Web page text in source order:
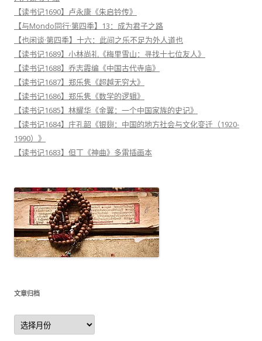
【读书记1690】卢永康《朱启钤传》
【与Mondo同行·第四季】13：成为君子之路
【也闲谈·第四季】十六：此间之乐不足为外人道也
【读书记1689】小林尚礼《梅里雪山：寻找十七位友人》
【读书记1688】乔志霞编《中国古代寺庙》
【读书记1687】郑乐隽《超越无穷大》
【读书记1686】郑乐隽《数学的逻辑》
【读书记1685】林耀华《金翼：一个中国家族的史记》
【读书记1684】庄孔韶《银翅：中国的地方社会与文化变迁（1920-
1990）》
【读书记1683】但丁《神曲》多雷插画本
文章归档
文
章
归